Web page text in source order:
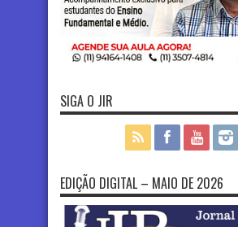
SIGA O JIR
EDIÇÃO DIGITAL – MAIO DE 2026